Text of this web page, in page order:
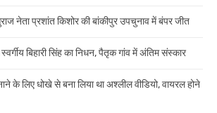
नेता प्रशांत किशोर की बांकीपुर उपचुनाव में बंपर जीत
बिहारी सिंह का निधन, पैतृक गांव में अंतिम संस्कार
के लिए धोखे से बना लिया था अश्लील वीडियो, वायरल होने